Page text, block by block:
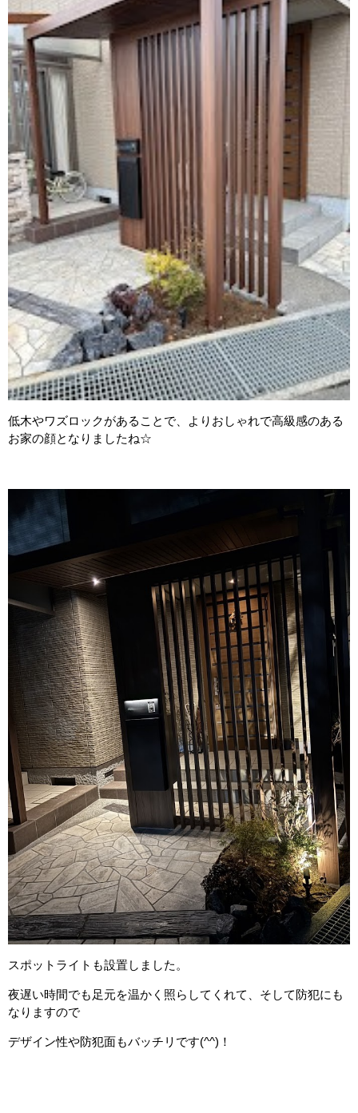
低木やワズロックがあることで、よりおしゃれで高級感のある
お家の顔となりましたね☆
スポットライトも設置しました。
夜遅い時間でも足元を温かく照らしてくれて、そして防犯にも
なりますので
デザイン性や防犯面もバッチリです(^^)！